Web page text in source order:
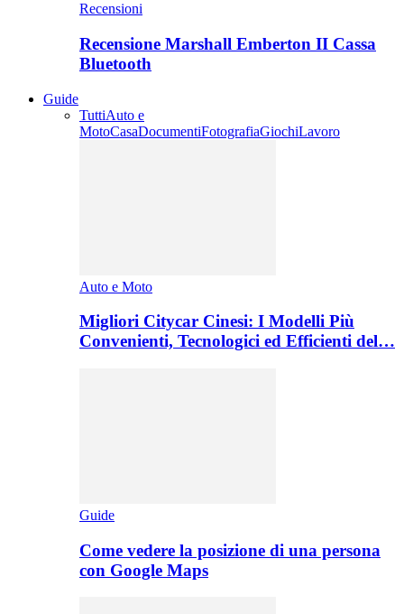
Recensioni
Recensione Marshall Emberton II Cassa
Bluetooth
Guide
TuttiAuto e
MotoCasaDocumentiFotografiaGiochiLavoro
Auto e Moto
Migliori Citycar Cinesi: I Modelli Più
Convenienti, Tecnologici ed Efficienti del…
Guide
Come vedere la posizione di una persona
con Google Maps